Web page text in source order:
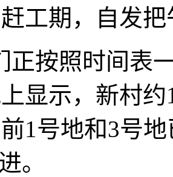
工期，自发
按照时间表一
显示，新村
1号地和3号
。